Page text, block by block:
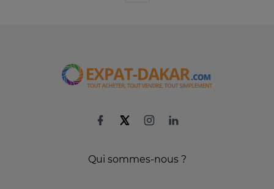
Qui sommes-nous ?